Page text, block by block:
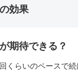
効果
期待できる？
くらいのペースで